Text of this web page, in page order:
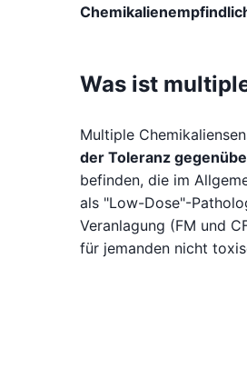
Was ist
Multiple
der Toleranz
befinden, die im
als "Low-Dose"-
Veranlagung (FM und
für jemanden nicht